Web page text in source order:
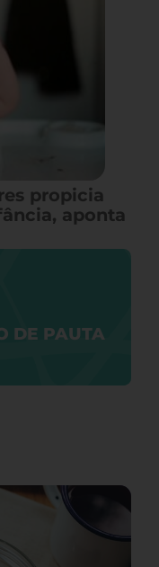
propicia
aponta
DE PAUTA